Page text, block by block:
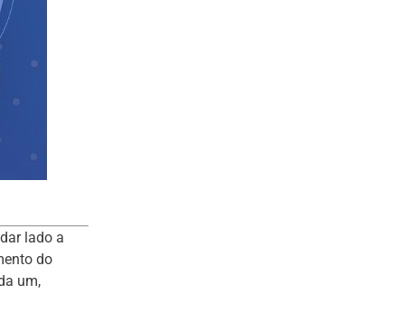
lado a
do
um,